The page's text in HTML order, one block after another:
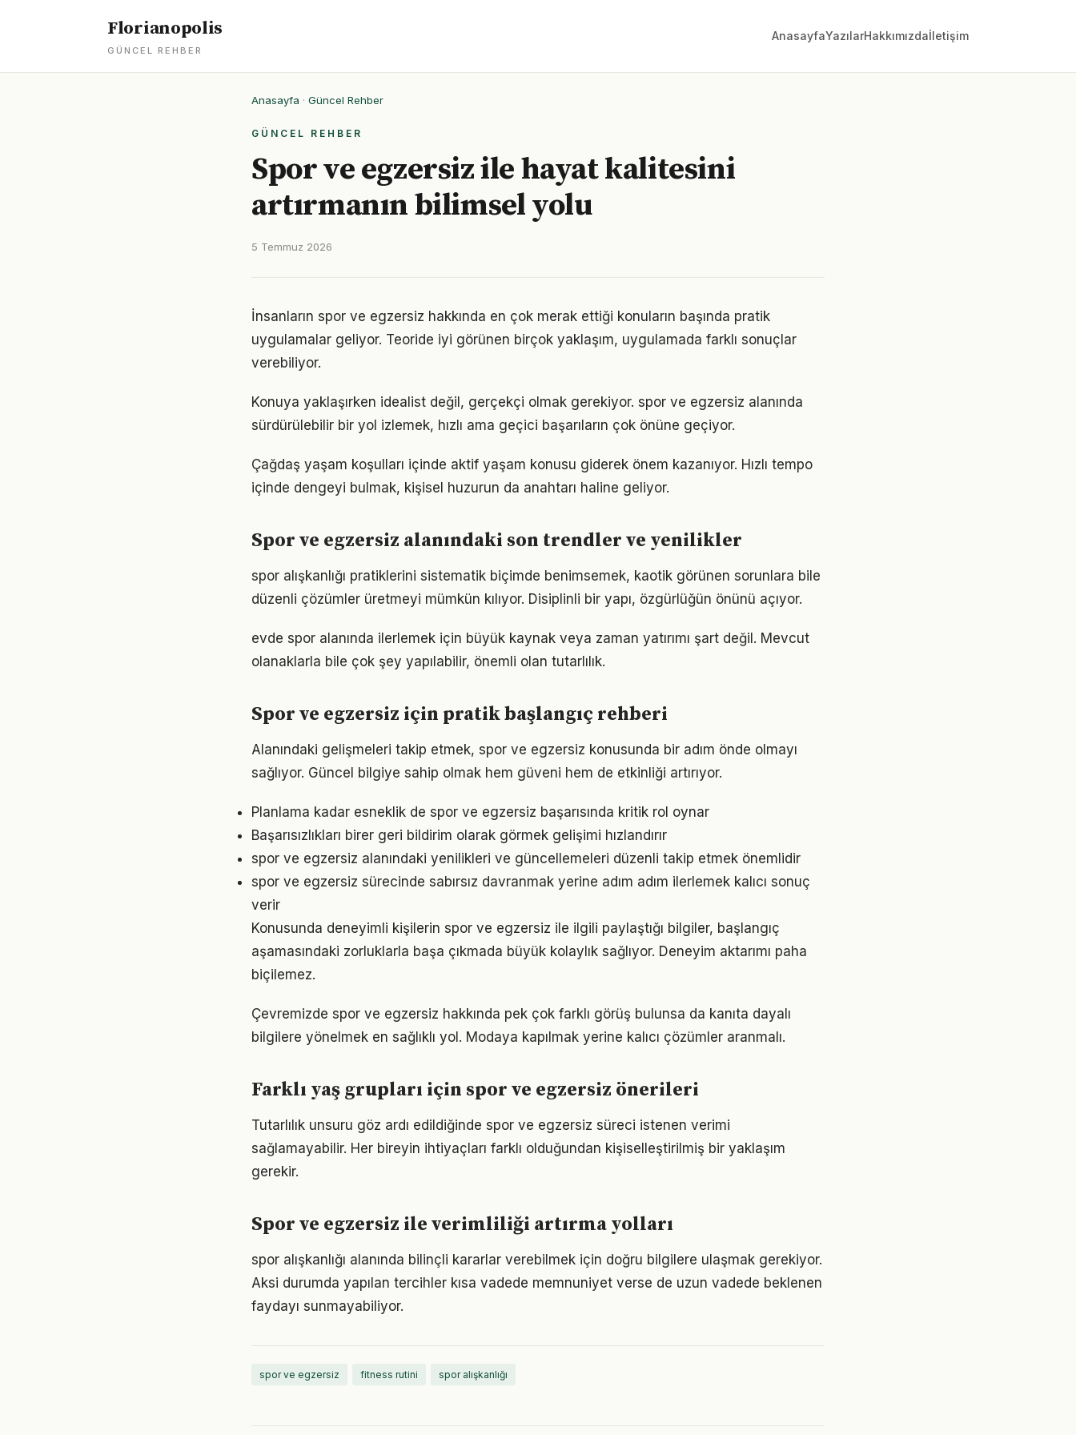
Florianopolis
GÜNCEL REHBER
AnasayfaYazılarHakkımızdaİletişim
Anasayfa · Güncel Rehber
GÜNCEL REHBER
Spor ve egzersiz ile hayat kalitesini
artırmanın bilimsel yolu
5 Temmuz 2026
İnsanların spor ve egzersiz hakkında en çok merak ettiği konuların başında pratik
uygulamalar geliyor. Teoride iyi görünen birçok yaklaşım, uygulamada farklı sonuçlar
verebiliyor.
Konuya yaklaşırken idealist değil, gerçekçi olmak gerekiyor. spor ve egzersiz alanında
sürdürülebilir bir yol izlemek, hızlı ama geçici başarıların çok önüne geçiyor.
Çağdaş yaşam koşulları içinde aktif yaşam konusu giderek önem kazanıyor. Hızlı tempo
içinde dengeyi bulmak, kişisel huzurun da anahtarı haline geliyor.
Spor ve egzersiz alanındaki son trendler ve yenilikler
spor alışkanlığı pratiklerini sistematik biçimde benimsemek, kaotik görünen sorunlara bile
düzenli çözümler üretmeyi mümkün kılıyor. Disiplinli bir yapı, özgürlüğün önünü açıyor.
evde spor alanında ilerlemek için büyük kaynak veya zaman yatırımı şart değil. Mevcut
olanaklarla bile çok şey yapılabilir, önemli olan tutarlılık.
Spor ve egzersiz için pratik başlangıç rehberi
Alanındaki gelişmeleri takip etmek, spor ve egzersiz konusunda bir adım önde olmayı
sağlıyor. Güncel bilgiye sahip olmak hem güveni hem de etkinliği artırıyor.
Planlama kadar esneklik de spor ve egzersiz başarısında kritik rol oynar
Başarısızlıkları birer geri bildirim olarak görmek gelişimi hızlandırır
spor ve egzersiz alanındaki yenilikleri ve güncellemeleri düzenli takip etmek önemlidir
spor ve egzersiz sürecinde sabırsız davranmak yerine adım adım ilerlemek kalıcı sonuç
verir
Konusunda deneyimli kişilerin spor ve egzersiz ile ilgili paylaştığı bilgiler, başlangıç
aşamasındaki zorluklarla başa çıkmada büyük kolaylık sağlıyor. Deneyim aktarımı paha
biçilemez.
Çevremizde spor ve egzersiz hakkında pek çok farklı görüş bulunsa da kanıta dayalı
bilgilere yönelmek en sağlıklı yol. Modaya kapılmak yerine kalıcı çözümler aranmalı.
Farklı yaş grupları için spor ve egzersiz önerileri
Tutarlılık unsuru göz ardı edildiğinde spor ve egzersiz süreci istenen verimi
sağlamayabilir. Her bireyin ihtiyaçları farklı olduğundan kişiselleştirilmiş bir yaklaşım
gerekir.
Spor ve egzersiz ile verimliliği artırma yolları
spor alışkanlığı alanında bilinçli kararlar verebilmek için doğru bilgilere ulaşmak gerekiyor.
Aksi durumda yapılan tercihler kısa vadede memnuniyet verse de uzun vadede beklenen
faydayı sunmayabiliyor.
spor ve egzersiz fitness rutini spor alışkanlığı